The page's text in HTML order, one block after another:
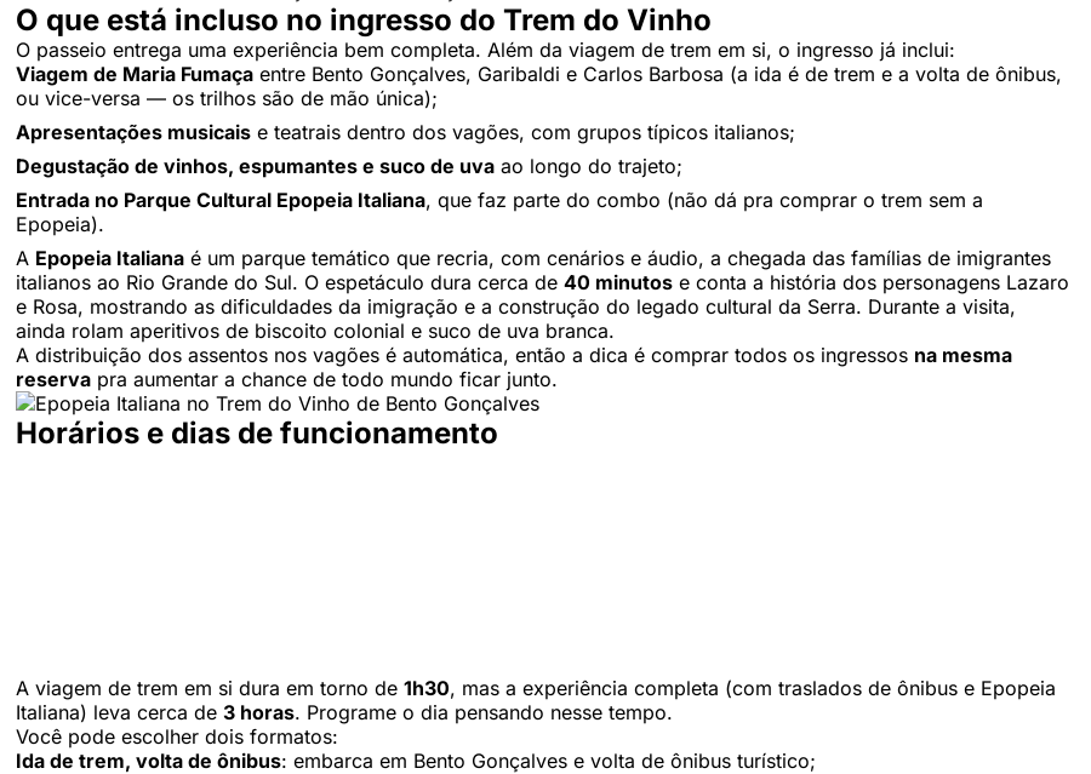
O que está incluso no ingresso do Trem do Vinho
O passeio entrega uma experiência bem completa. Além da viagem de trem em si, o ingresso já inclui:
Viagem de Maria Fumaça entre Bento Gonçalves, Garibaldi e Carlos Barbosa (a ida é de trem e a volta de ônibus,
ou vice-versa — os trilhos são de mão única);
Apresentações musicais e teatrais dentro dos vagões, com grupos típicos italianos;
Degustação de vinhos, espumantes e suco de uva ao longo do trajeto;
Entrada no Parque Cultural Epopeia Italiana, que faz parte do combo (não dá pra comprar o trem sem a
Epopeia).
A Epopeia Italiana é um parque temático que recria, com cenários e áudio, a chegada das famílias de imigrantes
italianos ao Rio Grande do Sul. O espetáculo dura cerca de 40 minutos e conta a história dos personagens Lazaro
e Rosa, mostrando as dificuldades da imigração e a construção do legado cultural da Serra. Durante a visita,
ainda rolam aperitivos de biscoito colonial e suco de uva branca.
A distribuição dos assentos nos vagões é automática, então a dica é comprar todos os ingressos na mesma
reserva pra aumentar a chance de todo mundo ficar junto.
Horários e dias de funcionamento
A viagem de trem em si dura em torno de 1h30, mas a experiência completa (com traslados de ônibus e Epopeia
Italiana) leva cerca de 3 horas. Programe o dia pensando nesse tempo.
Você pode escolher dois formatos:
Ida de trem, volta de ônibus: embarca em Bento Gonçalves e volta de ônibus turístico;